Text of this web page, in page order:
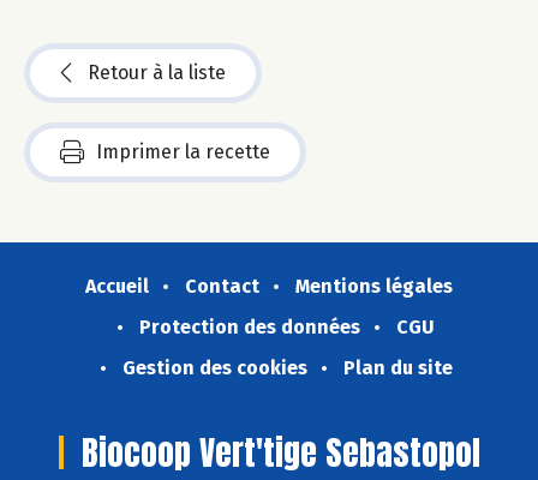
Retour à la liste
Imprimer la recette
Accueil Contact
Mentions légales
Protection des données
CGU
Gestion des cookies
Plan du site
Biocoop Vert'tige Sebastopol